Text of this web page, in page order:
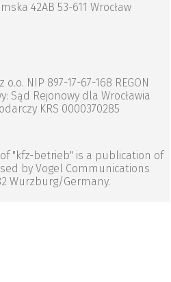
42AB 53-611 Wrocław
NIP 897-17-67-168 REGON
Sąd Rejonowy dla Wrocławia
KRS 0000370285
"kfz-betrieb" is a publication of
by Vogel Communications
Wurzburg/Germany.